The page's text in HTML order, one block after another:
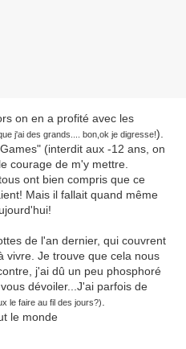
on en a profité avec les
j'ai des grands.... bon,ok je digresse!).
(interdit aux -12 ans, on
courage de m'y mettre.
ont bien compris que ce
Mais il fallait quand même
de l'an dernier, qui couvrent
vivre. Je trouve que cela nous
j'ai dû un peu phosphoré
dévoiler...J'ai parfois de
le faire au fil des jours?)
le monde